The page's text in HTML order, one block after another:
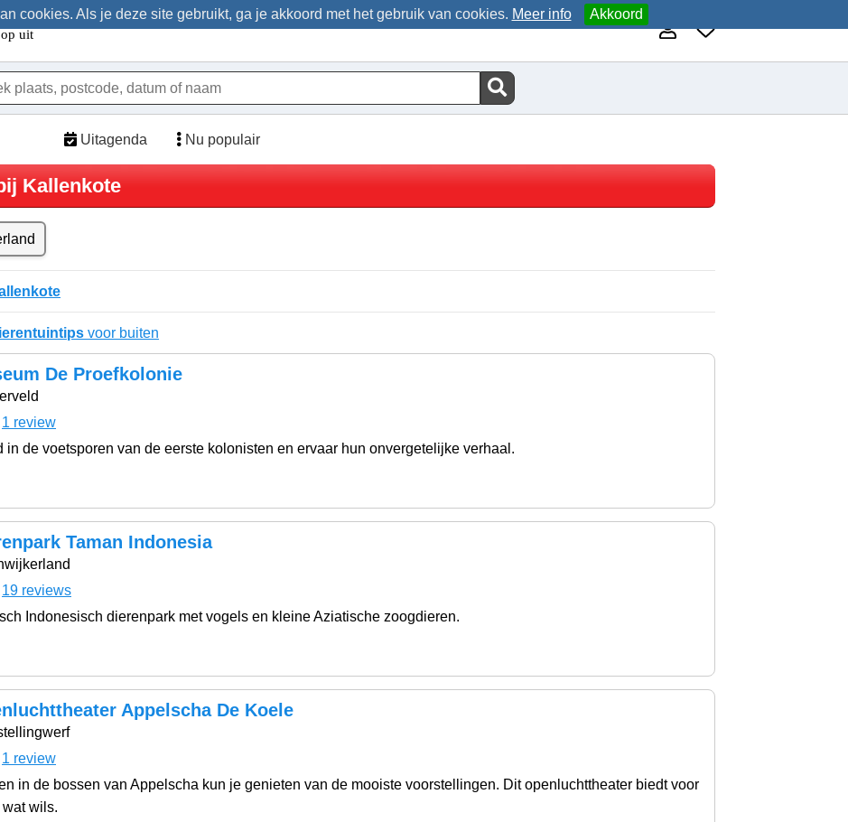
cookies. Als je deze site gebruikt, ga je akkoord met het gebruik van cookies. Meer info Akkoord
Uitagenda Nu populair
Kallenkote
voor buiten
De Proefkolonie
1 review
in de voetsporen van de eerste kolonisten en ervaar hun onvergetelijke verhaal.
Taman Indonesia
19 reviews
Indonesisch dierenpark met vogels en kleine Aziatische zoogdieren.
Appelscha De Koele
1 review
in de bossen van Appelscha kun je genieten van de mooiste voorstellingen. Dit openluchttheater biedt voor
wat wils.